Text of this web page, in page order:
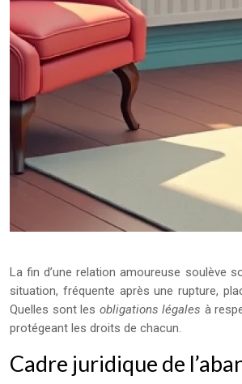
La fin d’une relation amoureuse soulève
situation, fréquente après une rupture,
Quelles sont les obligations légales à
protégeant les droits de chacun.
Cadre juridique de